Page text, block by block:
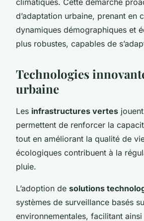
d’adaptation urbaine, prenant en
dynamiques démographiques et
plus robustes, capables de
Technologies
urbaine
Les infrastructures vertes
permettent de renforcer la
tout en améliorant la qualité de
écologiques contribuent à la
pluie.
L’adoption de solutions
systèmes de surveillance basés
environnementales, facilitant